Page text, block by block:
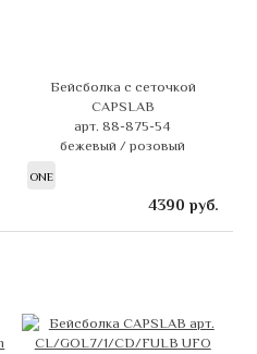
Бейсболка с сеточкой
CAPSLAB
арт. 88-875-54
бежевый / розовый
ONE
4390 руб.